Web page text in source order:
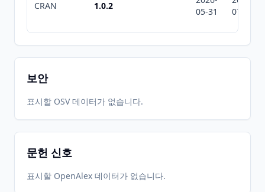
CRAN 1.0.2
05-31
07-10
보안
표시할 OSV 데이터가 없습니다.
문헌 신호
표시할 OpenAlex 데이터가 없습니다.